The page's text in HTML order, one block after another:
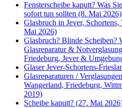
Fensterscheibe kaputt? Was
sofort tun sollten (8. Mai 2026)
Glasbruch in Jever,
Mai 2026)
Glasbruch? Blinde Scheiben?
Glasreparatur &
Friedeburg, Jever &
Glaser Jever-Schortens-
Glasreparaturen /
Wangerland, Friedeburg,
2019)
Scheibe kaputt? (27. Mai